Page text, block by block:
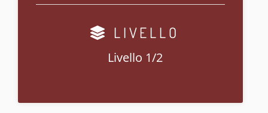
LIVELLO
Livello 1/2